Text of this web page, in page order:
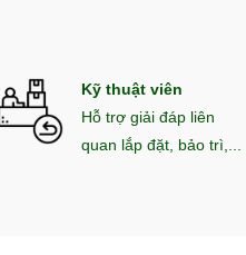
Kỹ thuật viên
Hỗ trợ giải đáp liên
quan lắp đặt, bảo trì,...